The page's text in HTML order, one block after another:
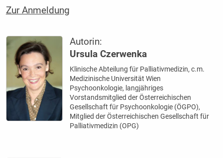
Zur Anmeldung
Autorin:
Ursula Czerwenka
Klinische Abteilung für Palliativmedizin, c.m.
Medizinische Universität Wien
Psychoonkologie, langjähriges
Vorstandsmitglied der Österreichischen
Gesellschaft für Psychoonkologie (ÖGPO),
Mitglied der Österreichischen Gesellschaft für
Palliativmedizin (OPG)